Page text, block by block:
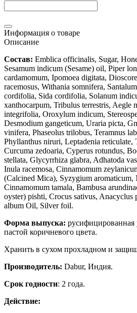
Информация о товаре
Описание
Состав: Emblica officinalis, Sugar,
Sesamum indicum (Sesame) oil, Piper
cardamomum, Ipomoea digitata,
racemosus, Withania somnifera,
cordifolia, Sida cordifolia, Solanum
xanthocarpum, Tribulus terrestris, Aegle
integrifolia, Oroxylum indicum,
Desmodium gangeticum, Uraria picta,
vinifera, Phaseolus trilobus, Teramnus
Phyllanthus niruri, Leptadenia reticulate,
Curcuma zedoaria, Cyperus rotundus,
stellata, Glycyrrhiza glabra, Adhatoda
Inula racemosa, Cinnamomum
(Calcined Mica), Syzygium aromaticum,
Cinnamomum tamala, Bambusa
oyster) pishti, Crocus sativus, Anacyclus
album Oil, Silver foil.
Форма выпуска: русифицированная
пастой коричневого цвета.
Хранить в сухом прохладном и
Производитель: Dabur, Индия.
Срок годности: 2 года.
Действие: